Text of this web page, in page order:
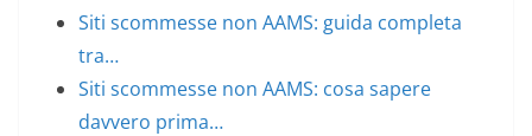
Siti scommesse non AAMS: guida completa
tra…
Siti scommesse non AAMS: cosa sapere
davvero prima…